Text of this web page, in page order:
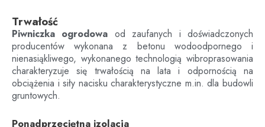
Trwałość
Piwniczka ogrodowa od zaufanych i doświadczonych
producentów wykonana z betonu wodoodpornego i
nienasiąkliwego, wykonanego technologią wibroprasowania
charakteryzuje się trwałością na lata i odpornością na
obciążenia i siły nacisku charakterystyczne m.in. dla budowli
gruntowych.
Ponadprzeciętna izolacja